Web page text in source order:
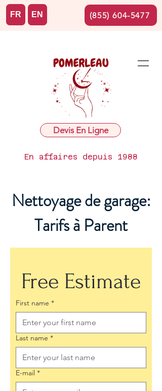
Devis En Ligne
En affaires depuis 1988
FR EN (855) 604-5477
Nettoyage de garage:
Tarifs à Parent
Free Estimate
First name *
Last name *
E-mail *